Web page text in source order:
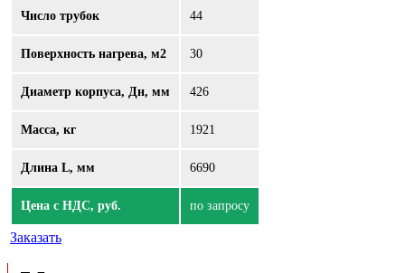
Число трубок 44
Поверхность нагрева, м2 30
Диаметр корпуса, Дн, мм 426
Масса, кг 1921
Длина L, мм 6690
Цена с НДС, руб. по запросу
Заказать